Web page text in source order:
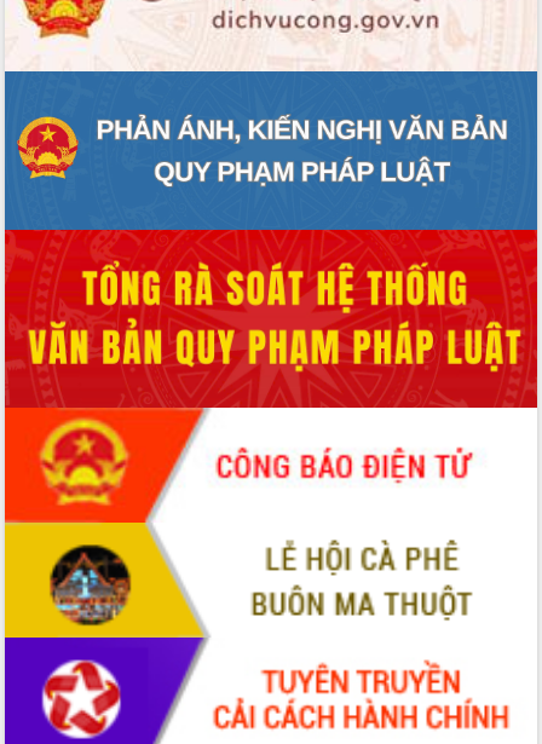
Đắk Lắk đẩy mạnh nuôi biển công
nghệ, hướng tới phát triển thủy sản
bền vững
chuyển đổi số cho cán bộ, công chức
cấp xã
Đắk Lắk phát động hưởng ứng Ngày
Đẩy mạnh cải cách hành chính, quyết
tâm đạt được mục tiêu tăng trưởng
hai con số trong năm 2026
Tổ chức trang trọng Lễ hội Đền thờ
Lương Văn Chánh năm 2026
Phó Bí thư Tỉnh ủy Đắk Lắk Đỗ Hữu
Huy giữ chức Bí thư Đảng ủy Ủy Ban
Nhân dân tỉnh
Bệnh án điện tử thúc đẩy chuyển đổi
số y tế tại Đắk Lắk
Chuyển đổi số thư viện: Mở rộng
không gian tri thức trong thời đại số
Đánh giá, rút kinh nghiệm công tác tổ
chức diễn tập trước ngày bầu cử
Chương trình “Gặp gỡ hữu nghị –
Friendship Meeting New Year 2026”
Bầu cử Quốc hội và HĐND: Cử tri Đắk
Lắk gửi gắm niềm tin, kỳ vọng vào lá
phiếu